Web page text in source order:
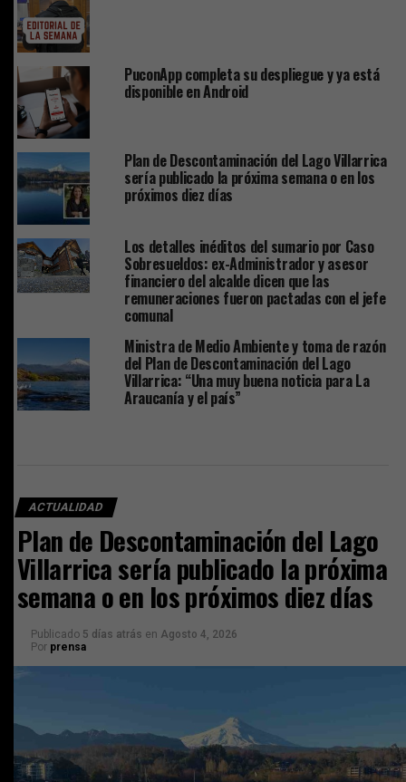
PuconApp completa su despliegue y ya está
disponible en Android
Plan de Descontaminación del Lago Villarrica
sería publicado la próxima semana o en los
próximos diez días
Los detalles inéditos del sumario por Caso
Sobresueldos: ex-Administrador y asesor
financiero del alcalde dicen que las
remuneraciones fueron pactadas con el jefe
comunal
Ministra de Medio Ambiente y toma de razón
del Plan de Descontaminación del Lago
Villarrica: “Una muy buena noticia para La
Araucanía y el país”
ACTUALIDAD
Plan de Descontaminación del Lago
Villarrica sería publicado la próxima
semana o en los próximos diez días
Publicado 5 días atrás en Agosto 4, 2026
Por prensa